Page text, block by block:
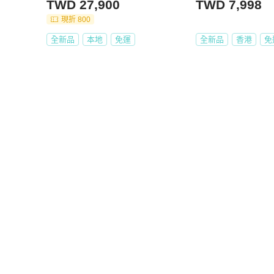
TWD 27,900
現折 800
全新品 本地 免運
TWD 7,998
全新品 香港 免